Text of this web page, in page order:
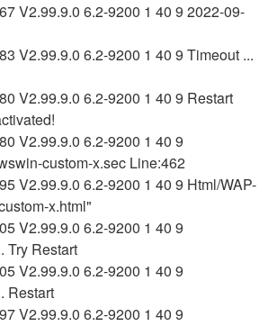
V2.99.9.0 6.2-9200 1 40 9 2022-09-
V2.99.9.0 6.2-9200 1 40 9 Timeout ...
V2.99.9.0 6.2-9200 1 40 9 Restart
V2.99.9.0 6.2-9200 1 40 9
custom-x.sec Line:462
V2.99.9.0 6.2-9200 1 40 9 Html/WAP-
x.html"
V2.99.9.0 6.2-9200 1 40 9
Try Restart
V2.99.9.0 6.2-9200 1 40 9
Restart
V2.99.9.0 6.2-9200 1 40 9